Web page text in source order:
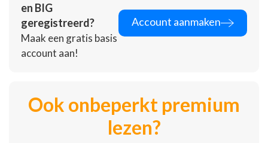
en BIG
geregistreerd?
Maak een gratis basis
account aan!
Account aanmaken
Ook onbeperkt premium
lezen?